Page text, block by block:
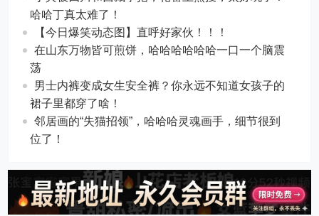
哈哈丁真太难了！
【今日爆笑动态图​】直呼好家伙！！！
在山东万物皆可煎饼，哈哈哈哈哈哈一口一个脑震
荡
男士内裤变成女生安全裤？你永远不知道女孩子的
裙子里都穿了啥！
邻居画的“失猫招领”，哈哈哈灵魂画手，细节很到
位了！